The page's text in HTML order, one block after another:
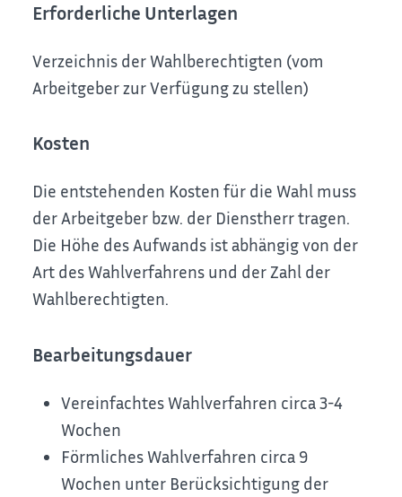
Erforderliche Unterlagen
Verzeichnis der Wahlberechtigten (vom
Arbeitgeber zur Verfügung zu stellen)
Kosten
Die entstehenden Kosten für die Wahl muss
der Arbeitgeber bzw. der Dienstherr tragen.
Die Höhe des Aufwands ist abhängig von der
Art des Wahlverfahrens und der Zahl der
Wahlberechtigten.
Bearbeitungsdauer
Vereinfachtes Wahlverfahren circa 3-4
Wochen
Förmliches Wahlverfahren circa 9
Wochen unter Berücksichtigung der